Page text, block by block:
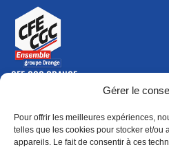
Gérer le
Pour offrir les meilleures expériences,
telles que les cookies pour stocker et/ou
appareils. Le fait de consentir à ces
CFE-CGC ORANGE
10-12 rue Saint Amand, 75015
Nous contacter
01 46 79 28 74